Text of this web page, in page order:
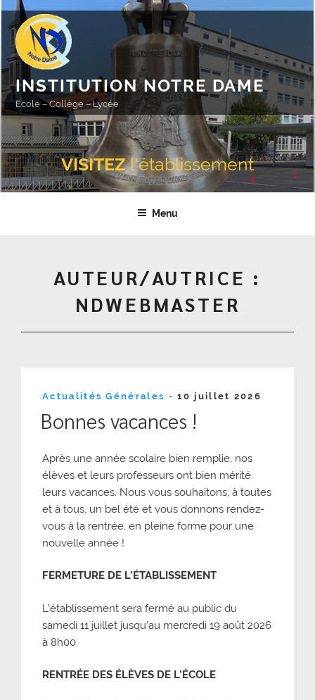
Aller
au
contenu
principal
VISITEZl'établissement
INSTITUTION NOTRE DAME
Ecole – Collège – Lycée
Menu
AUTEUR/AUTRICE :
NDWEBMASTER
Actualités Générales -Publié
10 juillet 2026
Bonnes vacances !
Après une année scolaire bien remplie, nos
élèves et leurs professeurs ont bien mérité
leurs vacances. Nous vous souhaitons, à toutes
et à tous, un bel été et vous donnons rendez-
vous à la rentrée, en pleine forme pour une
nouvelle année !
FERMETURE DE L’ÉTABLISSEMENT
L’établissement sera fermé au public du
samedi 11 juillet jusqu’au mercredi 19 août 2026
à 8h00.
RENTRÉE DES ÉLÈVES DE L’ÉCOLE